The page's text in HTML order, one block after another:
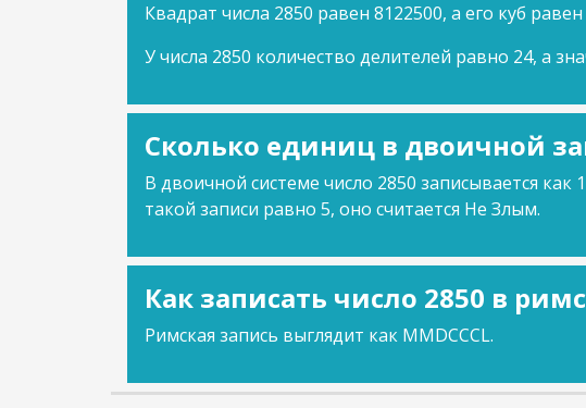
Квадрат числа 2850 равен 8122500, а его куб
У числа 2850 количество делителей равно 24, а
Сколько единиц в двоичной
В двоичной системе число 2850 записывается как
такой записи равно 5, оно считается Не Злым.
Как записать число 2850 в
Римская запись выглядит как MMDCCCL.